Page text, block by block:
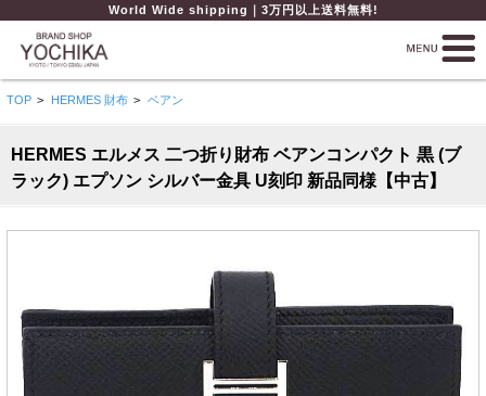
World Wide shipping｜3万円以上送料無料!
TOP > HERMES 財布 > ベアン
HERMES エルメス 二つ折り財布 ベアンコンパクト 黒 (ブ
ラック) エプソン シルバー金具 U刻印 新品同様【中古】